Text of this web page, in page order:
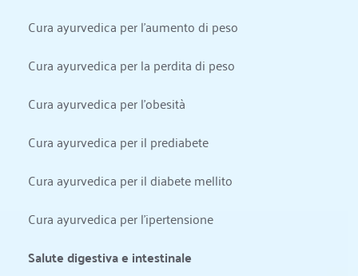
Cura ayurvedica per l'aumento di peso
Cura ayurvedica per la perdita di peso
Cura ayurvedica per l'obesità
Cura ayurvedica per il prediabete
Cura ayurvedica per il diabete mellito
Cura ayurvedica per l'ipertensione
Salute digestiva e intestinale